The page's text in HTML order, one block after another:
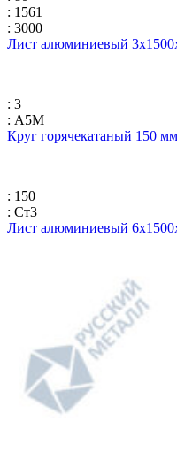
: 1561
: 3000
Лист алюминиевый
: 3
: А5М
Круг горячекатаный 150 мм
: 150
: Ст3
Лист алюминиевый